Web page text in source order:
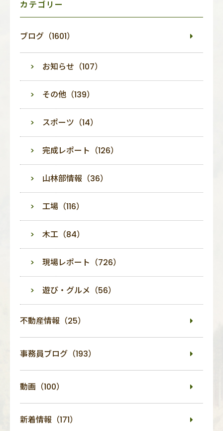
カテゴリー
ブログ（1601）
お知らせ（107）
その他（139）
スポーツ（14）
完成レポート（126）
山林部情報（36）
工場（116）
木工（84）
現場レポート（726）
遊び・グルメ（56）
不動産情報（25）
事務員ブログ（193）
動画（100）
新着情報（171）